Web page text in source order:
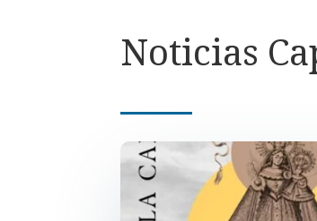
Noticias